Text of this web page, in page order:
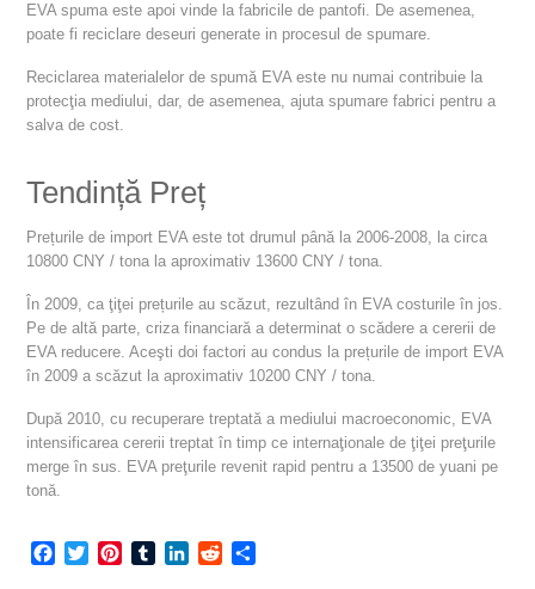
EVA spuma este apoi vinde la fabricile de pantofi. De asemenea,
poate fi reciclare deseuri generate in procesul de spumare.
Reciclarea materialelor de spumă EVA este nu numai contribuie la
protecţia mediului, dar, de asemenea, ajuta spumare fabrici pentru a
salva de cost.
Tendință Preț
Prețurile de import EVA este tot drumul până la 2006-2008, la circa
10800 CNY / tona la aproximativ 13600 CNY / tona.
În 2009, ca ţiţei prețurile au scăzut, rezultând în EVA costurile în jos.
Pe de altă parte, criza financiară a determinat o scădere a cererii de
EVA reducere. Aceşti doi factori au condus la prețurile de import EVA
în 2009 a scăzut la aproximativ 10200 CNY / tona.
După 2010, cu recuperare treptată a mediului macroeconomic, EVA
intensificarea cererii treptat în timp ce internaţionale de ţiţei preţurile
merge în sus. EVA preţurile revenit rapid pentru a 13500 de yuani pe
tonă.
Facebook
TwitterPinterestTumblrLinkedInReddit